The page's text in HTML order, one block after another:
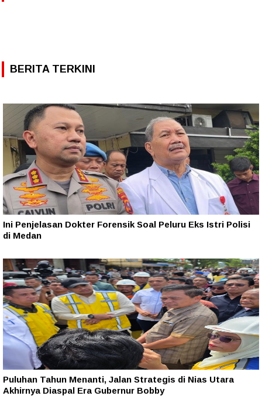
BERITA TERKINI
Ini Penjelasan Dokter Forensik Soal Peluru Eks Istri Polisi
di Medan
Puluhan Tahun Menanti, Jalan Strategis di Nias Utara
Akhirnya Diaspal Era Gubernur Bobby